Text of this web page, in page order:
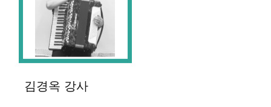
김경옥 강사